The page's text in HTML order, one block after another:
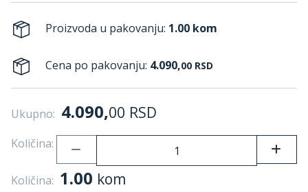
Proizvoda u pakovanju: 1.00 kom
Cena po pakovanju: 4.090,00 RSD
Ukupno: 4.090,00 RSD
Količina:
Količina: 1.00 kom